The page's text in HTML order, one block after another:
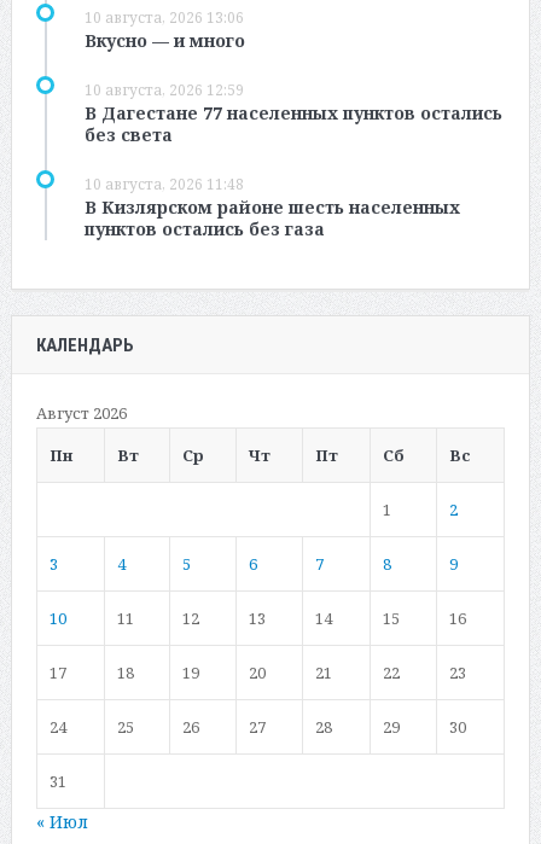
10 августа, 2026 13:06
Вкусно — и много
10 августа, 2026 12:59
В Дагестане 77 населенных пунктов остались
без света
10 августа, 2026 11:48
В Кизлярском районе шесть населенных
пунктов остались без газа
КАЛЕНДАРЬ
Август 2026
Пн
Вт Ср Чт Пт Сб Вс
1 2
3 4 5 6 7 8 9
10 11 12 13 14 15 16
17 18 19 20 21 22 23
24 25 26 27 28 29 30
31
« Июл